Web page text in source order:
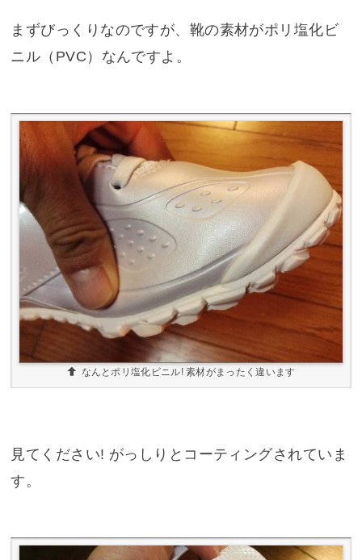
まずびっくりなのですが、靴の素材がポリ塩化ビ
ニル（PVC）なんですよ。
なんとポリ塩化ビニル! 素材がまったく違います
見てください! がっしりとコーティングされていま
す。